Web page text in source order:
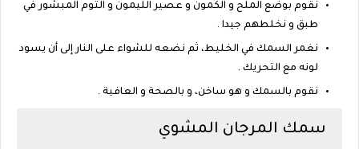
نقوم بوضع الملح و الكمون و عصير الليمون و الثوم المبشور في
طبق و نخلطهم جيدا .
نغمر السمك في الخليط، ثم نضعه للشواء على النار إلى أن يسود
لونه مع التحريك .
نقوم بالسمك و هو ساخن، و بالصحة و العافية .
سمك المرجان المشوي